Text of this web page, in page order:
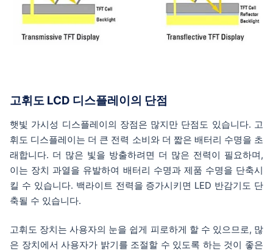
고휘도 LCD 디스플레이의 단점
햇빛 가시성 디스플레이의 장점은 많지만 단점도 있습니다. 고
휘도 디스플레이는 더 큰 전력 소비와 더 짧은 배터리 수명을 초
래합니다. 더 많은 빛을 방출하려면 더 많은 전력이 필요하며,
이는 장치 과열을 유발하여 배터리 수명과 제품 수명을 단축시
킬 수 있습니다. 백라이트 전력을 증가시키면 LED 반감기도 단
축될 수 있습니다.
고휘도 장치는 사용자의 눈을 쉽게 피로하게 할 수 있으므로, 많
은 장치에서 사용자가 밝기를 조절할 수 있도록 하는 것이 좋은